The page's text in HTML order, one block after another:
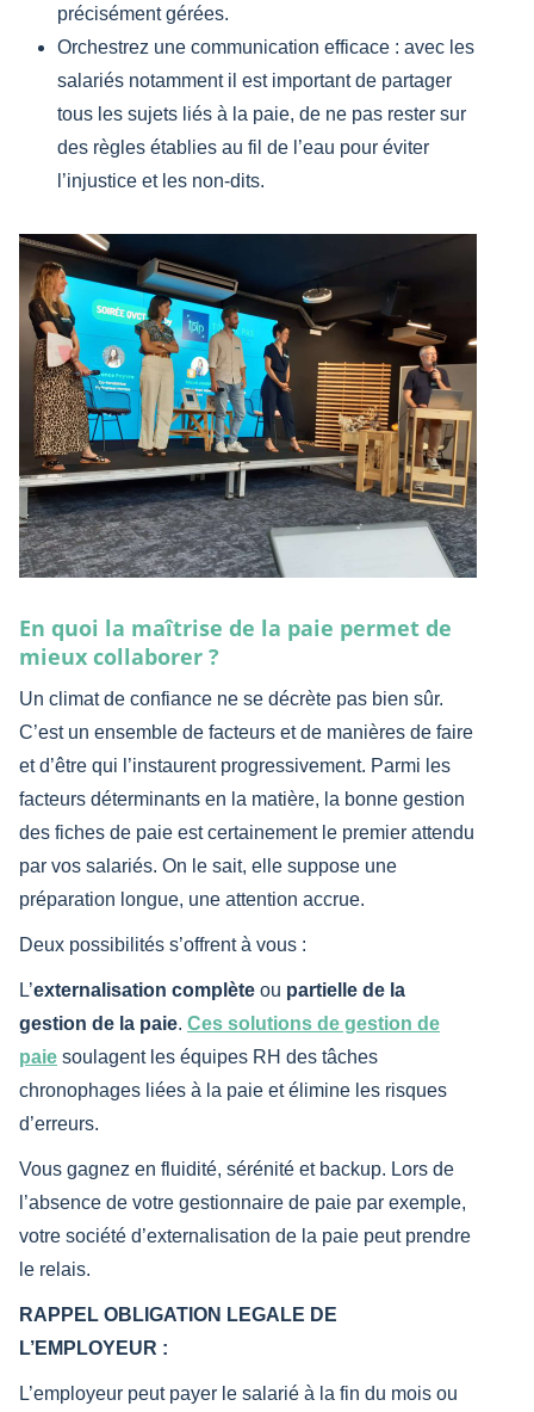
précisément gérées.
Orchestrez une communication efficace : avec les
salariés notamment il est important de partager
tous les sujets liés à la paie, de ne pas rester sur
des règles établies au fil de l’eau pour éviter
l’injustice et les non-dits.
En quoi la maîtrise de la paie permet de
mieux collaborer ?
Un climat de confiance ne se décrète pas bien sûr.
C’est un ensemble de facteurs et de manières de faire
et d’être qui l’instaurent progressivement. Parmi les
facteurs déterminants en la matière, la bonne gestion
des fiches de paie est certainement le premier attendu
par vos salariés. On le sait, elle suppose une
préparation longue, une attention accrue.
Deux possibilités s’offrent à vous :
L’externalisation complète ou partielle de la
gestion de la paie. Ces solutions de gestion de
paie soulagent les équipes RH des tâches
chronophages liées à la paie et élimine les risques
d’erreurs.
Vous gagnez en fluidité, sérénité et backup. Lors de
l’absence de votre gestionnaire de paie par exemple,
votre société d’externalisation de la paie peut prendre
le relais.
RAPPEL OBLIGATION LEGALE DE
L’EMPLOYEUR :
L’employeur peut payer le salarié à la fin du mois ou